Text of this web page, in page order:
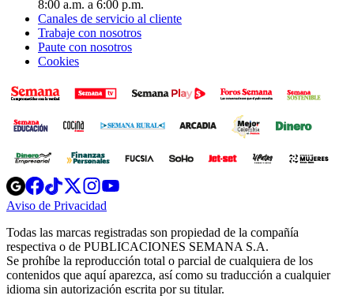
8:00 a.m. a 6:00 p.m.
Canales de servicio al cliente
Trabaje con nosotros
Paute con nosotros
Cookies
Opens
in
new
Opens
in
new
Opens
in
new
window
Opens
new
windowwindow
Aviso de Privacidad
new
window
Todas las marcas registradas son propiedad de la compañía
respectiva o de PUBLICACIONES SEMANA S.A.
Se prohíbe la reproducción total o parcial de cualquiera de los
contenidos que aquí aparezca, así como su traducción a cualquier
idioma sin autorización escrita por su titular.